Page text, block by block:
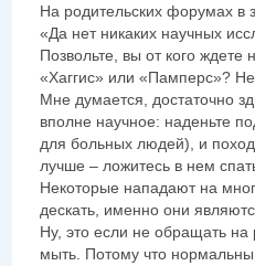
На родительских форумах в
«Да нет никаких научных
Позвольте, вы от кого
«Хаггис» или «Памперс»?
Мне думается, достаточно
вполне научное: наденьте
для больных людей), и
лучше – ложитесь в нем
Некоторые нападают на
дескать, именно они
Ну, это если не обращать
мыть. Потому что